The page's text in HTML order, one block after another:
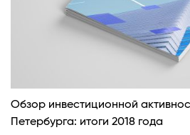
Обзор инвестиционной
Петербурга: итоги 2018 года